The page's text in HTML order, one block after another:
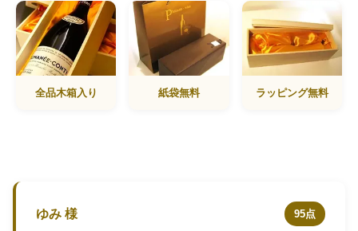
全品木箱入り 紙袋無料 ラッピング無料
ゆみ 様 95点